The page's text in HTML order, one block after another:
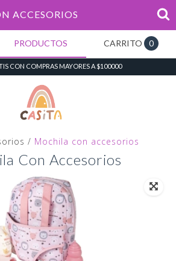
ACCESORIOS
PRODUCTOS CARRITO 0
CON COMPRAS MAYORES A $100000
/ Mochila con accesorios
Con Accesorios